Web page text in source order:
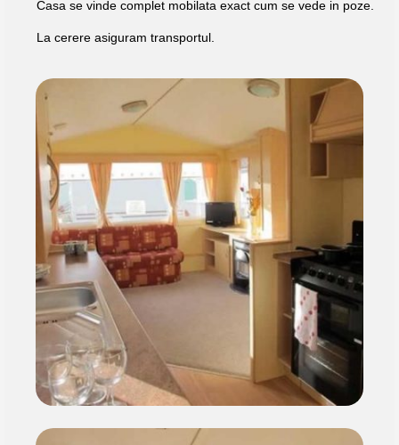
Casa se vinde complet mobilata exact cum se vede in poze.
La cerere asiguram transportul.